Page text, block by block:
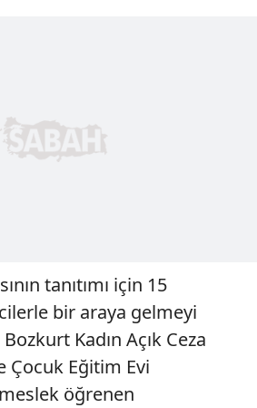
tanıtımı için 15
bir araya gelmeyi
Kadın Açık Ceza
Çocuk Eğitim Evi
öğrenen